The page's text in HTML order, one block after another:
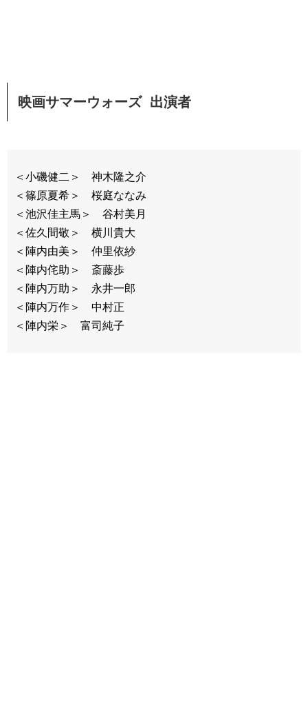
映画サマーウォーズ 出演者
＜小磯健二＞ 神木隆之介
＜篠原夏希＞ 桜庭ななみ
＜池沢佳主馬＞ 谷村美月
＜佐久間敬＞ 横川貴大
＜陣内由美＞ 仲里依紗
＜陣内侘助＞ 斎藤歩
＜陣内万助＞ 永井一郎
＜陣内万作＞ 中村正
＜陣内栄＞ 富司純子